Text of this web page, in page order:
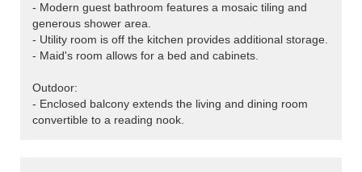
- Modern guest bathroom features a mosaic tiling and
generous shower area.
- Utility room is off the kitchen provides additional storage.
- Maid's room allows for a bed and cabinets.
Outdoor:
- Enclosed balcony extends the living and dining room
convertible to a reading nook.